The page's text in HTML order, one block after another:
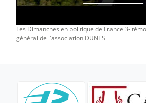
Les Dimanches en politique de France 3-
général de l'association DUNES